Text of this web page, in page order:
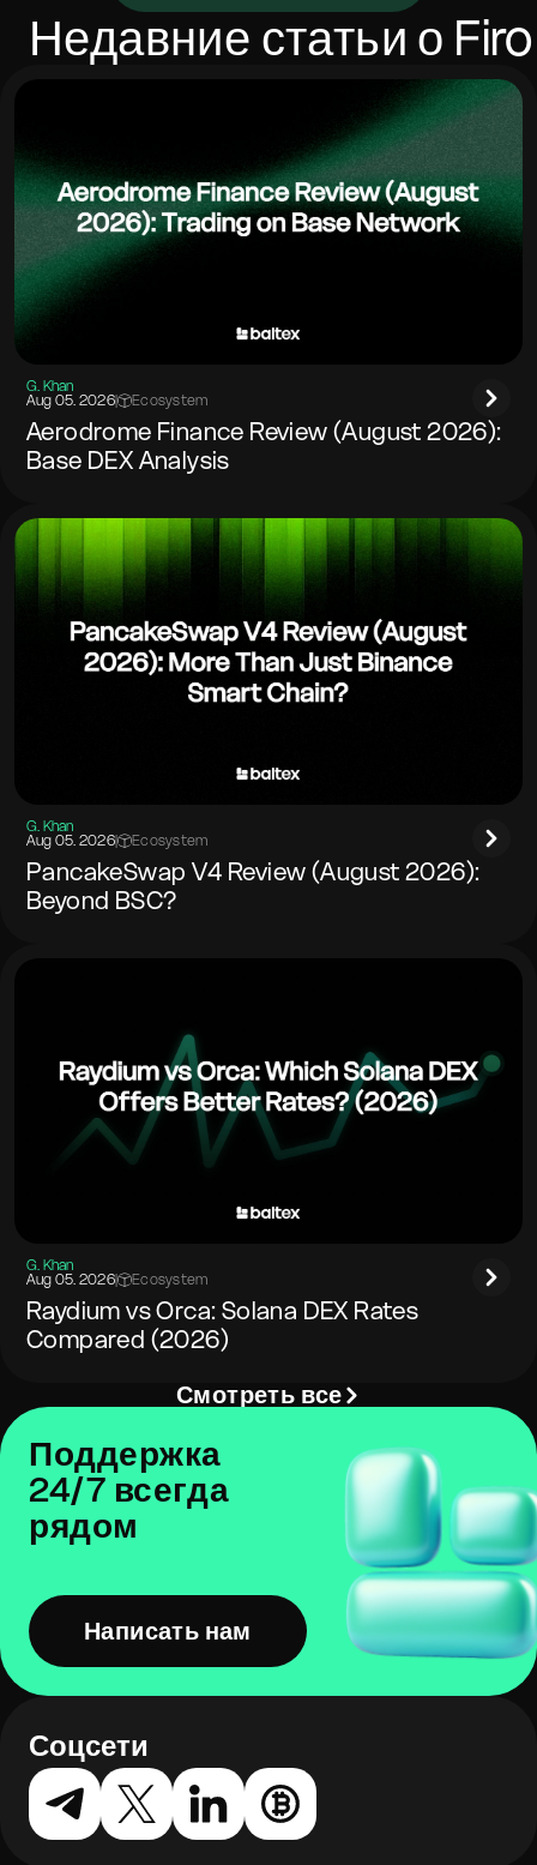
от сетевых расходов. Большинство обменов
завершается за несколько минут в зависимости от
подтверждений и загруженности. Указывайте
memo/тег, если целевая сеть этого требует.
Недавние статьи о Firo
G. Khan
Aug 05. 2026| Ecosystem
Aerodrome Finance Review (August 2026):
Base DEX Analysis
G. Khan
Aug 05. 2026| Ecosystem
PancakeSwap V4 Review (August 2026):
Beyond BSC?
G. Khan
Aug 05. 2026| Ecosystem
Raydium vs Orca: Solana DEX Rates
Compared (2026)
Смотреть все
Поддержка
24/7 всегда
рядом
Написать нам
Соцсети